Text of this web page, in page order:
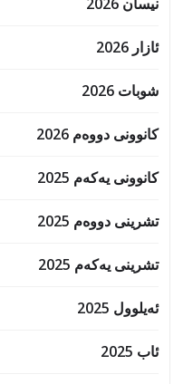
ئازار 2026
شوبات 2026
کانوونی دووەم 2026
کانوونی یەکەم 2025
تشرینی دووەم 2025
تشرینی یەکەم 2025
ئەیلوول 2025
ئاب 2025